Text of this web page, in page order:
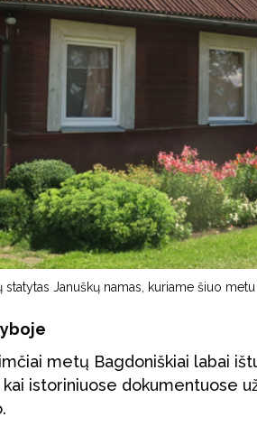
Januškų namas, kuriame šiuo
metų Bagdoniškiai labai
istoriniuose dokumentuose